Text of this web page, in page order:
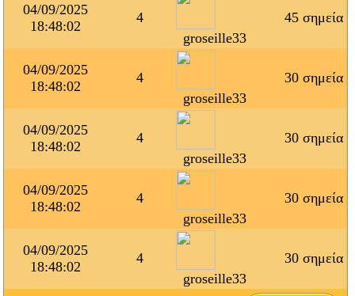
04/09/2025
18:48:02
4
groseille33
45 σημεία
04/09/2025
18:48:02
4
groseille33
30 σημεία
04/09/2025
18:48:02
4
groseille33
30 σημεία
04/09/2025
18:48:02
4
groseille33
30 σημεία
04/09/2025
18:48:02
4
groseille33
30 σημεία